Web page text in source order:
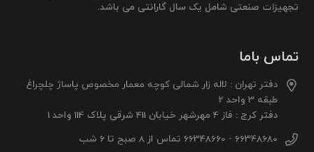
تجهیزات صنعتی شامل یک سال گارانتی می باشد.
تماس باما
دفتر تهران : لاله زار شمالی کوچه معمار مخصوص پاساژ چلچراغ
طبقه 3 واحد 2
دفتر کرج : فاز 4 مهرشهر خیابان 411 شرقی پلاک 114 واحد 1
66348680 - 66348660 تماس از 8 صبح تا 6 شب